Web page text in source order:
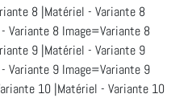
8 |Matériel - Variante 8
8 Image=Variante 8
9 |Matériel - Variante 9
9 Image=Variante 9
10 |Matériel - Variante 10